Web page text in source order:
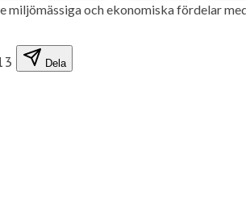
miljömässiga och ekonomiska fördelar
Dela